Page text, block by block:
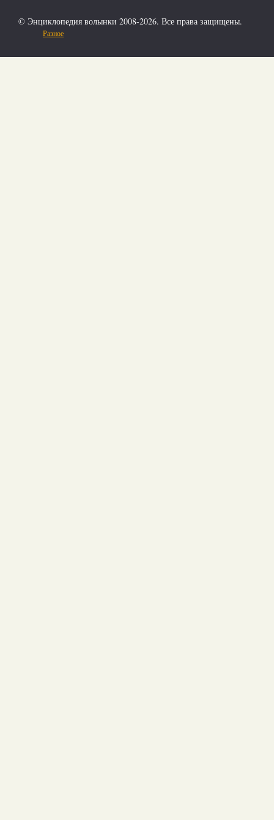
© Энциклопедия волынки 2008-2026. Все права защищены.
Разное